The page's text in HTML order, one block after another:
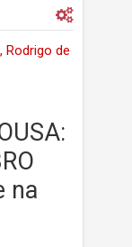
Rodrigo de
na